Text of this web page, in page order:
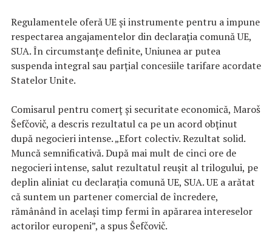
Regulamentele oferă UE și instrumente pentru a impune
respectarea angajamentelor din declarația comună UE,
SUA. În circumstanțe definite, Uniunea ar putea
suspenda integral sau parțial concesiile tarifare acordate
Statelor Unite.
Comisarul pentru comerț și securitate economică, Maroš
Šefčovič, a descris rezultatul ca pe un acord obținut
după negocieri intense. „Efort colectiv. Rezultat solid.
Muncă semnificativă. După mai mult de cinci ore de
negocieri intense, salut rezultatul reușit al trilogului, pe
deplin aliniat cu declarația comună UE, SUA. UE a arătat
că suntem un partener comercial de încredere,
rămânând în același timp fermi în apărarea intereselor
actorilor europeni”, a spus Šefčovič.